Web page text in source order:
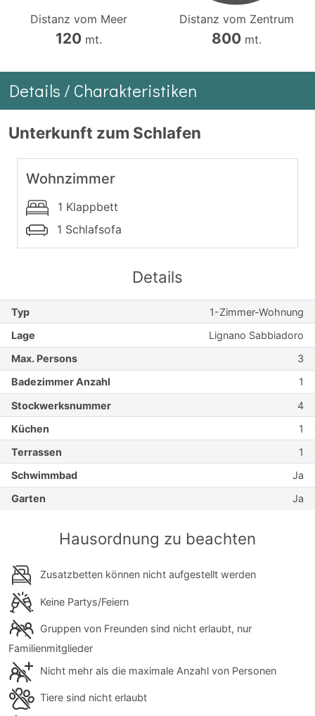
Distanz vom Meer
120 mt.
Distanz vom Zentrum
800mt.
Details / Charakteristiken
Unterkunft zum Schlafen
Wohnzimmer
1 Klappbett
1 Schlafsofa
Details
Typ
1-Zimmer-Wohnung
Lage
Lignano Sabbiadoro
Max. Persons
3
Badezimmer Anzahl
1
Stockwerksnummer
4
Küchen
1
Terrassen
1
Schwimmbad
Ja
Garten
Ja
Hausordnung zu beachten
Zusatzbetten können nicht aufgestellt werden
Keine Partys/Feiern
Gruppen von Freunden sind nicht erlaubt, nur
Familienmitglieder
Nicht mehr als die maximale Anzahl von Personen
Tiere sind nicht erlaubt